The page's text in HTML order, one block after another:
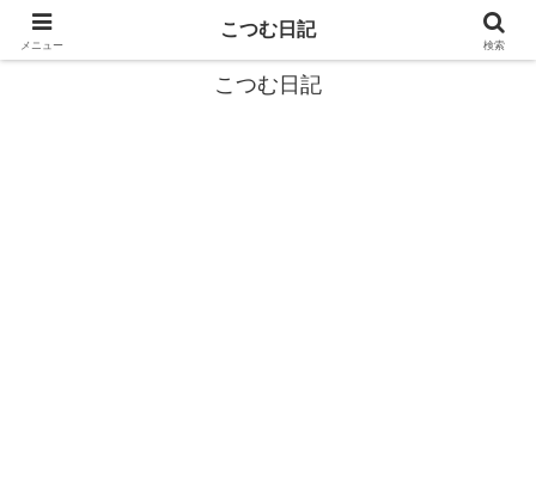
カタツムリから学ぶスローライフ🎓『こつむ日記』🐌
こつむ日記
メニュー
こつむ日記
検索